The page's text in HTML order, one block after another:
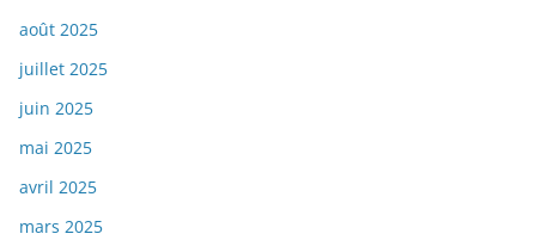
août 2025
juillet 2025
juin 2025
mai 2025
avril 2025
mars 2025